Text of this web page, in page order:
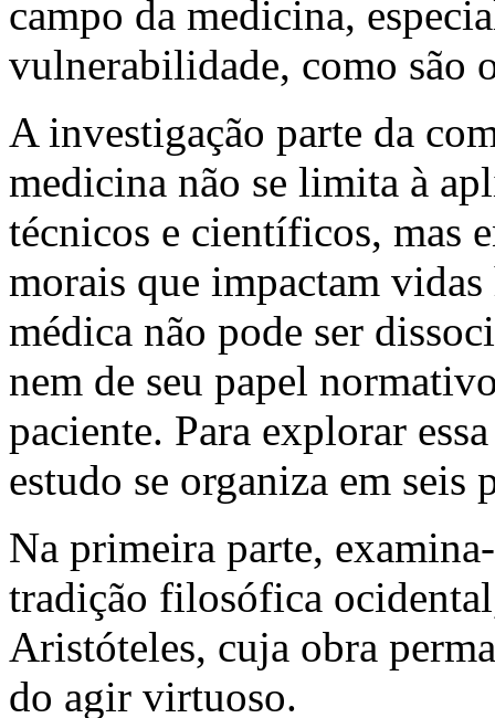
campo da medicina,
vulnerabilidade, como são
A investigação parte da
medicina não se limita à
técnicos e científicos, mas
morais que impactam vidas
médica não pode ser
nem de seu papel
paciente. Para explorar
estudo se organiza em seis
Na primeira parte,
tradição filosófica
Aristóteles, cuja obra
do agir virtuoso.